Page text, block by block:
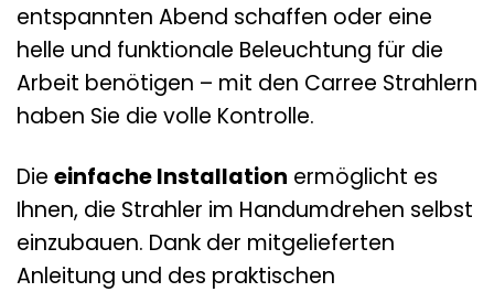
entspannten Abend schaffen oder eine
helle und funktionale Beleuchtung für die
Arbeit benötigen – mit den Carree Strahlern
haben Sie die volle Kontrolle.
Die einfache Installation ermöglicht es
Ihnen, die Strahler im Handumdrehen selbst
einzubauen. Dank der mitgelieferten
Anleitung und des praktischen